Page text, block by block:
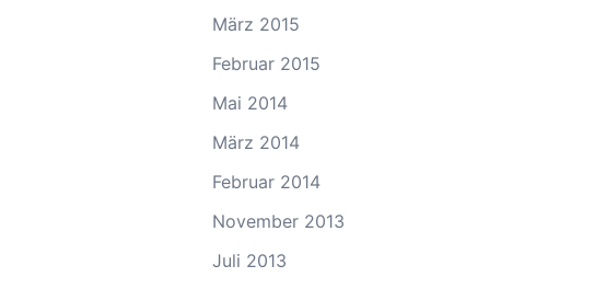
März 2015
Februar 2015
Mai 2014
März 2014
Februar 2014
November 2013
Juli 2013